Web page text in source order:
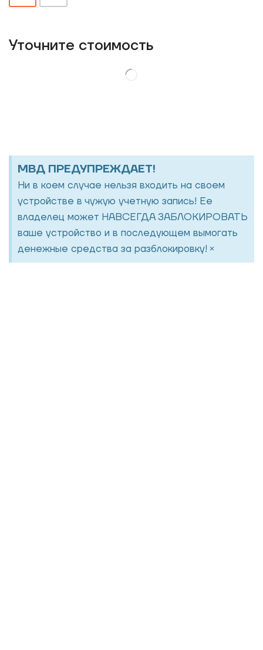
Уточнитe стоимость
МВД ПРЕДУПРЕЖДАЕТ!
Ни в коем случае нельзя входить на своем
устройстве в чужую учетную запись! Ее
владелец может НАВСЕГДА ЗАБЛОКИРОВАТЬ
ваше устройство и в последующем вымогать
денежные средства за разблокировку! ×